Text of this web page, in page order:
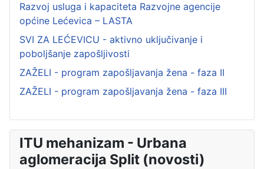
Razvoj usluga i kapaciteta Razvojne agencije
općine Lećevica – LASTA
SVI ZA LEĆEVICU - aktivno uključivanje i
poboljšanje zapošljivosti
ZAŽELI - program zapošljavanja žena - faza II
ZAŽELI - program zapošljavanja žena - faza III
ITU mehanizam - Urbana
aglomeracija Split (novosti)